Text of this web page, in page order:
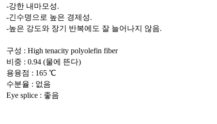
-강한 내마모성.
-긴수명으로 높은 경제성.
-높은 강도와 장기 반복에도 잘 늘어나지 않음.
구성 : High tenacity polyolefin fiber
비중 : 0.94 (물에 뜬다)
용융점 : 165 ℃
수분율 : 없음
Eye splice : 좋음